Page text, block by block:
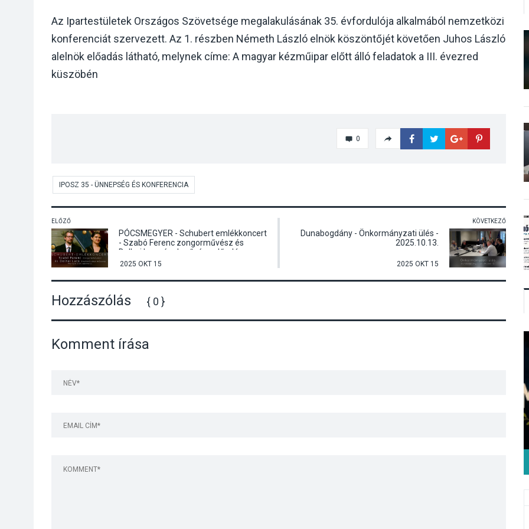
Az Ipartestületek Országos Szövetsége megalakulásának 35. évfordulója alkalmából nemzetközi
konferenciát szervezett. Az 1. részben Németh László elnök köszöntőjét követően Juhos László
alelnök előadás látható, melynek címe: A magyar kézműipar előtt álló feladatok a III. évezred
küszöbén
0
IPOSZ 35 - ÜNNEPSÉG ÉS KONFERENCIA
ELŐZŐ
PÓCSMEGYER - Schubert emlékkoncert
- Szabó Ferenc zongorművész és
Dolhai Luca énekművész előadása
2025 OKT 15
KÖVETKEZŐ
Dunabogdány - Önkormányzati ülés -
2025.10.13.
2025 OKT 15
Hozzászólás { 0 }
Komment írása